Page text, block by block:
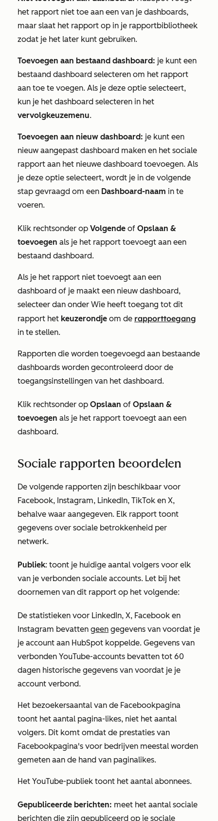
het rapport niet toe aan een van je dashboards,
maar slaat het rapport op in je rapportbibliotheek
zodat je het later kunt gebruiken.
Toevoegen aan bestaand dashboard: je kunt een
bestaand dashboard selecteren om het rapport
aan toe te voegen. Als je deze optie selecteert,
kun je het dashboard selecteren in het
vervolgkeuzemenu.
Toevoegen aan nieuw dashboard: je kunt een
nieuw aangepast dashboard maken en het sociale
rapport aan het nieuwe dashboard toevoegen. Als
je deze optie selecteert, wordt je in de volgende
stap gevraagd om een Dashboard-naam in te
voeren.
Klik rechtsonder op Volgende of Opslaan &
toevoegen als je het rapport toevoegt aan een
bestaand dashboard.
Als je het rapport niet toevoegt aan een
dashboard of je maakt een nieuw dashboard,
selecteer dan onder Wie heeft toegang tot dit
rapport het keuzerondje om de rapporttoegang
in te stellen.
Rapporten die worden toegevoegd aan bestaande
dashboards worden gecontroleerd door de
toegangsinstellingen van het dashboard.
Klik rechtsonder op Opslaan of Opslaan &
toevoegen als je het rapport toevoegt aan een
dashboard.
Sociale rapporten beoordelen
De volgende rapporten zijn beschikbaar voor
Facebook, Instagram, LinkedIn, TikTok en X,
behalve waar aangegeven. Elk rapport toont
gegevens over sociale betrokkenheid per
netwerk.
Publiek: toont je huidige aantal volgers voor elk
van je verbonden sociale accounts. Let bij het
doornemen van dit rapport op het volgende:
De statistieken voor LinkedIn, X, Facebook en
Instagram bevatten geen gegevens van voordat je
je account aan HubSpot koppelde. Gegevens van
verbonden YouTube-accounts bevatten tot 60
dagen historische gegevens van voordat je je
account verbond.
Het bezoekersaantal van de Facebookpagina
toont het aantal pagina-likes, niet het aantal
volgers. Dit komt omdat de prestaties van
Facebookpagina's voor bedrijven meestal worden
gemeten aan de hand van paginalikes.
Het YouTube-publiek toont het aantal abonnees.
Gepubliceerde berichten: meet het aantal sociale
berichten die zijn gepubliceerd op je sociale